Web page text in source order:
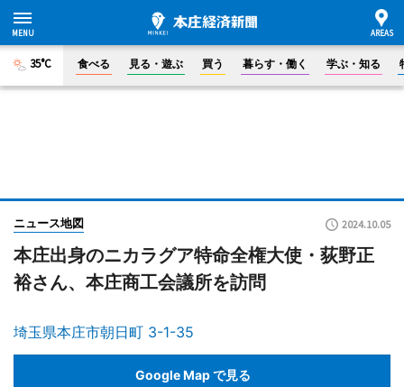
35°C 食べる 見る・遊ぶ 買う 暮らす・働く 学ぶ・知る
ニュース地図 2024.10.05
本庄出身のニカラグア特命全権大使・荻野正
裕さん、本庄商工会議所を訪問
埼玉県本庄市朝日町 3-1-35
Google Map で見る